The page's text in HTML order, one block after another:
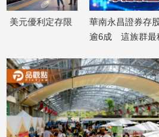
合
媒
體
投
稿
華南永昌證券存股客戶創新高！女性
逾6成 這族群最積極